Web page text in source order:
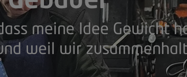
meine Idee Gewicht
weil wir